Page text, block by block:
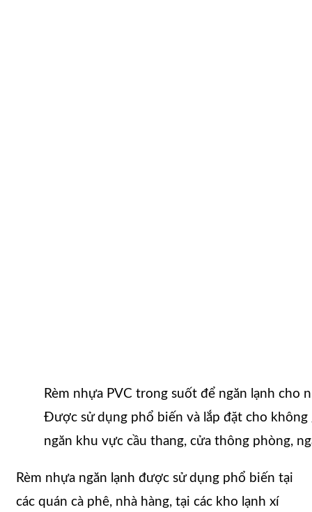
Rèm nhựa PVC trong suốt để ngăn lạnh cho
Được sử dụng phổ biến và lắp đặt cho
ngăn khu vực cầu thang, cửa thông phòng,
Rèm nhựa ngăn lạnh được sử dụng phổ biến tại
các quán cà phê, nhà hàng, tại các kho lạnh xí